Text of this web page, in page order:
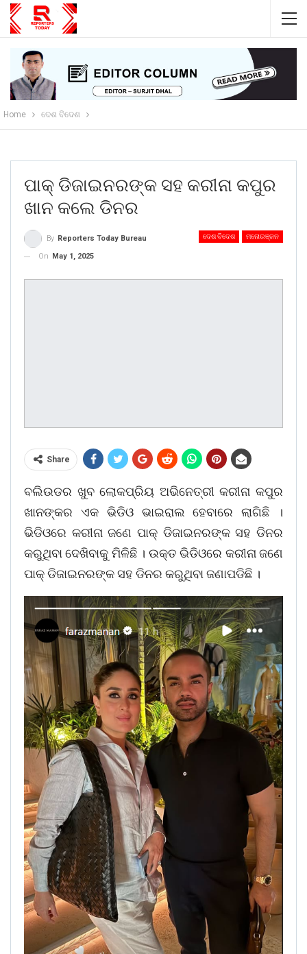
Home ଦେଶ ବିଦେଶ
ପାକ୍ ଡିଜାଇନରଙ୍କ ସହ କରୀନା କପୁର
ଖାନ କଲେ ଡିନର
ଦେଶ ବିଦେଶ ମନୋରଞ୍ଜନ
By Reporters Today Bureau
On
May 1, 2025
Share
ବଲିଉଡର ଖୁବ ଲୋକପ୍ରିୟ ଅଭିନେତ୍ରୀ କରୀନା କପୁର
ଖାନଙ୍କର ଏକ ଭିଡିଓ ଭାଇରାଲ ହେବାରେ ଲାଗିଛି ।
ଭିଡିଓରେ କରୀନା ଜଣେ ପାକ୍ ଡିଜାଇନରଙ୍କ ସହ ଡିନର
କରୁଥିବା ଦେଖିବାକୁ ମିଳିଛି । ଉକ୍ତ ଭିଡିଓରେ କରୀନା ଜଣେ
ପାକ୍ ଡିଜାଇନରଙ୍କ ସହ ଡିନର କରୁଥିବା ଜଣାପଡିଛି ।